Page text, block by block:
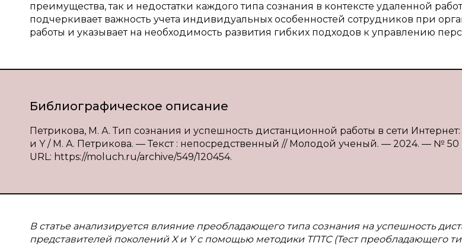
преимущества, так и недостатки каждого типа сознания в контексте удаленной
подчеркивает важность учета индивидуальных особенностей сотрудников при
работы и указывает на необходимость развития гибких подходов к управлению
Библиографическое описание
Петрикова, М. А. Тип сознания и успешность дистанционной работы в сети
и Y / М. А. Петрикова. — Текст : непосредственный // Молодой ученый. — 2024. — № 50
URL: https://moluch.ru/archive/549/120454.
В статье анализируется влияние преобладающего типа сознания на успешность
представителей поколений X и Y с помощью методики ТПТС (Тест преобладающего